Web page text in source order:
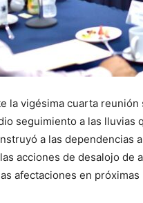
la vigésima cuarta
seguimiento a las lluvias
a las dependencias
acciones de desalojo de
afectaciones en